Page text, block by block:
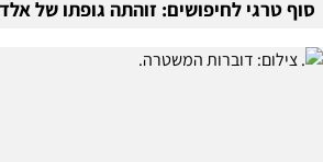
סוף טרגי לחיפושים: זוהתה גופתו של